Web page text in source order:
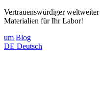
Vertrauenswürdiger
Materialien für Ihr Labor!
um Blog
DE Deutsch